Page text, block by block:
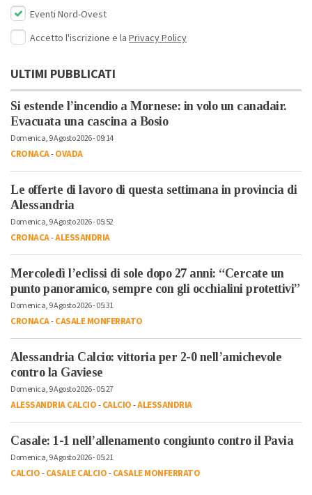
Eventi Nord-Ovest
Accetto l'iscrizione e la Privacy Policy
ULTIMI PUBBLICATI
Si estende l’incendio a Mornese: in volo un canadair.
Evacuata una cascina a Bosio
Domenica, 9 Agosto 2026 - 09:14
CRONACA-OVADA
Le offerte di lavoro di questa settimana in provincia di
Alessandria
Domenica, 9 Agosto 2026 - 05:52
CRONACA-ALESSANDRIA
Mercoledì l’eclissi di sole dopo 27 anni: “Cercate un
punto panoramico, sempre con gli occhialini protettivi”
Domenica, 9 Agosto 2026 - 05:31
CRONACA-CASALE MONFERRATO
Alessandria Calcio: vittoria per 2-0 nell’amichevole
contro la Gaviese
Domenica, 9 Agosto 2026 - 05:27
ALESSANDRIA CALCIO-CALCIO-ALESSANDRIA
Casale: 1-1 nell’allenamento congiunto contro il Pavia
Domenica, 9 Agosto 2026 - 05:21
CALCIO-CASALE CALCIO-CASALE MONFERRATO